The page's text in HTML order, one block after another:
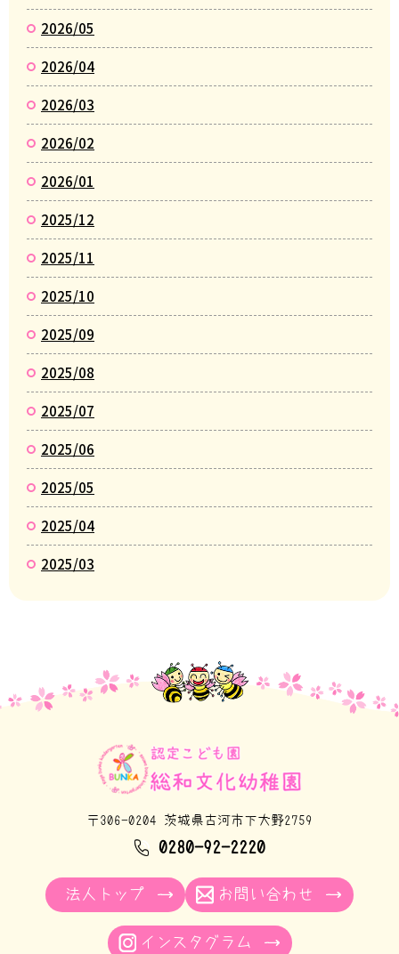
2026/05
2026/04
2026/03
2026/02
2026/01
2025/12
2025/11
2025/10
2025/09
2025/08
2025/07
2025/06
2025/05
2025/04
2025/03
〒306-0204 茨城県古河市下大野2759
0280-92-2220
法人トップ お問い合わせ
インスタグラム